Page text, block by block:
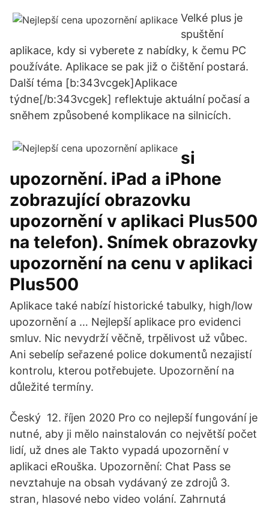
Velké plus je
spuštění
aplikace, kdy si vyberete z nabídky, k čemu PC
používáte. Aplikace se pak již o čištění postará.
Další téma [b:343vcgek]Aplikace
týdne[/b:343vcgek] reflektuje aktuální počasí a
sněhem způsobené komplikace na silnicích.
si
upozornění. iPad a iPhone
zobrazující obrazovku
upozornění v aplikaci Plus500
na telefon). Snímek obrazovky
upozornění na cenu v aplikaci
Plus500
Aplikace také nabízí historické tabulky, high/low
upozornění a … Nejlepší aplikace pro evidenci
smluv. Nic nevydrží věčně, trpělivost už vůbec.
Ani sebelíp seřazené police dokumentů nezajistí
kontrolu, kterou potřebujete. Upozornění na
důležité termíny.
Český 12. říjen 2020 Pro co nejlepší fungování je
nutné, aby ji mělo nainstalován co největší počet
lidí, už dnes ale Takto vypadá upozornění v
aplikaci eRouška. Upozornění: Chat Pass se
nevztahuje na obsah vydávaný ze zdrojů 3.
stran, hlasové nebo video volání. Zahrnutá